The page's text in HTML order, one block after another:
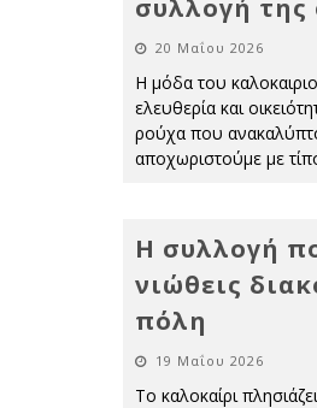
συλλογή της
20 Μαΐου 2026
Η μόδα του
ελευθερία και
ρούχα που
αποχωριστούμε με
Η συλλογή
νιώθεις
πόλη
19 Μαΐου 2026
Το καλοκαίρι